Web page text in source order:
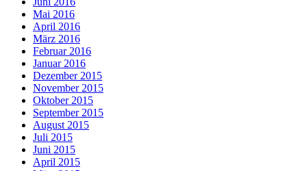
Mai 2016
April 2016
März 2016
Februar 2016
Januar 2016
Dezember 2015
November 2015
Oktober 2015
September 2015
August 2015
Juli 2015
Juni 2015
April 2015